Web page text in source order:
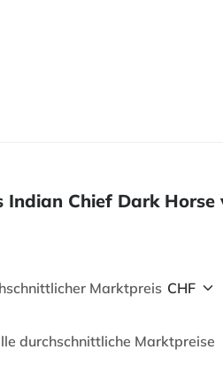
Chief Dark
Marktpreis
durchschnittliche Marktpreise